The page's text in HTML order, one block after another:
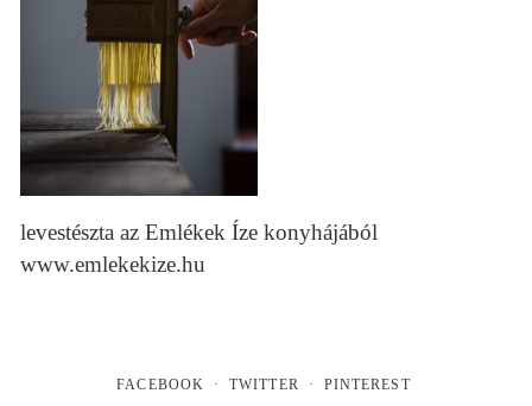
levestészta az Emlékek Íze konyhájából
www.emlekekize.hu
FACEBOOK TWITTER PINTEREST